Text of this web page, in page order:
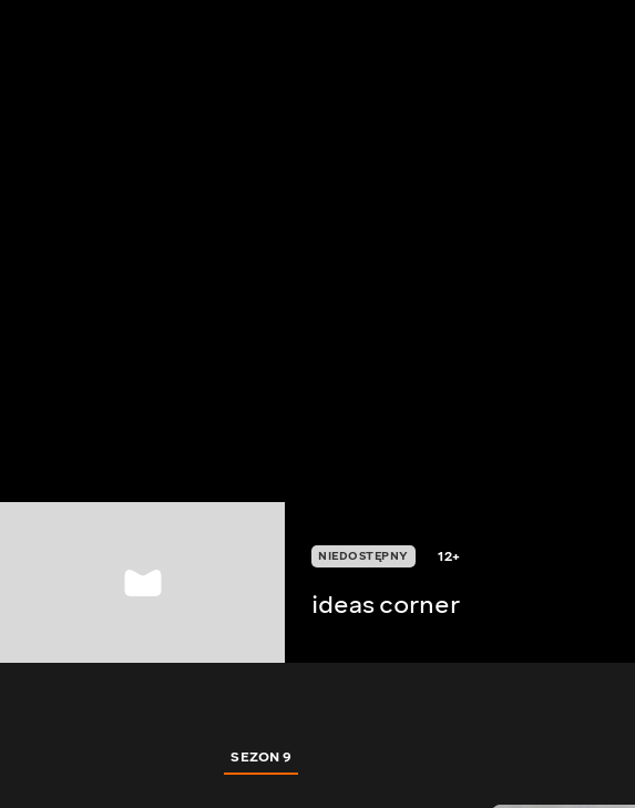
NIEDOSTĘPNY 12+
ideas corner
SEZON 9